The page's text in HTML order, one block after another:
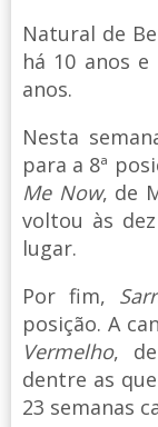
Natural de
há 10 anos
anos.
Nesta
para a 8ª
Me Now, de
voltou às
lugar.
Por fim,
posição. A
Vermelho, de
dentre as
23 semanas